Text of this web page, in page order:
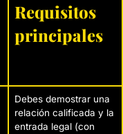
Requisitos
principales
Debes demostrar una
relación calificada y la
entrada legal (con